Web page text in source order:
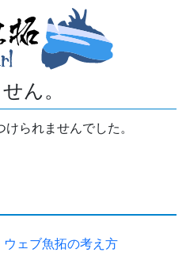
ん。
られませんでした。
ウェブ魚拓の考え方